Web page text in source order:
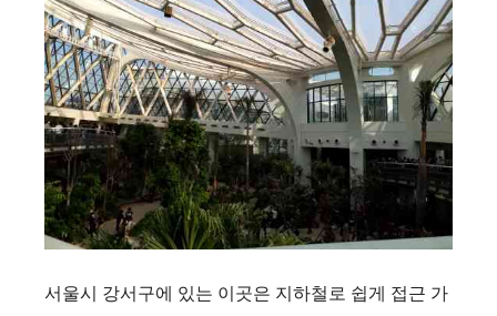
서울시 강서구에 있는 이곳은 지하철로 쉽게 접근 가